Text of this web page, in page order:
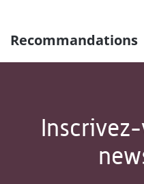
Recommandations